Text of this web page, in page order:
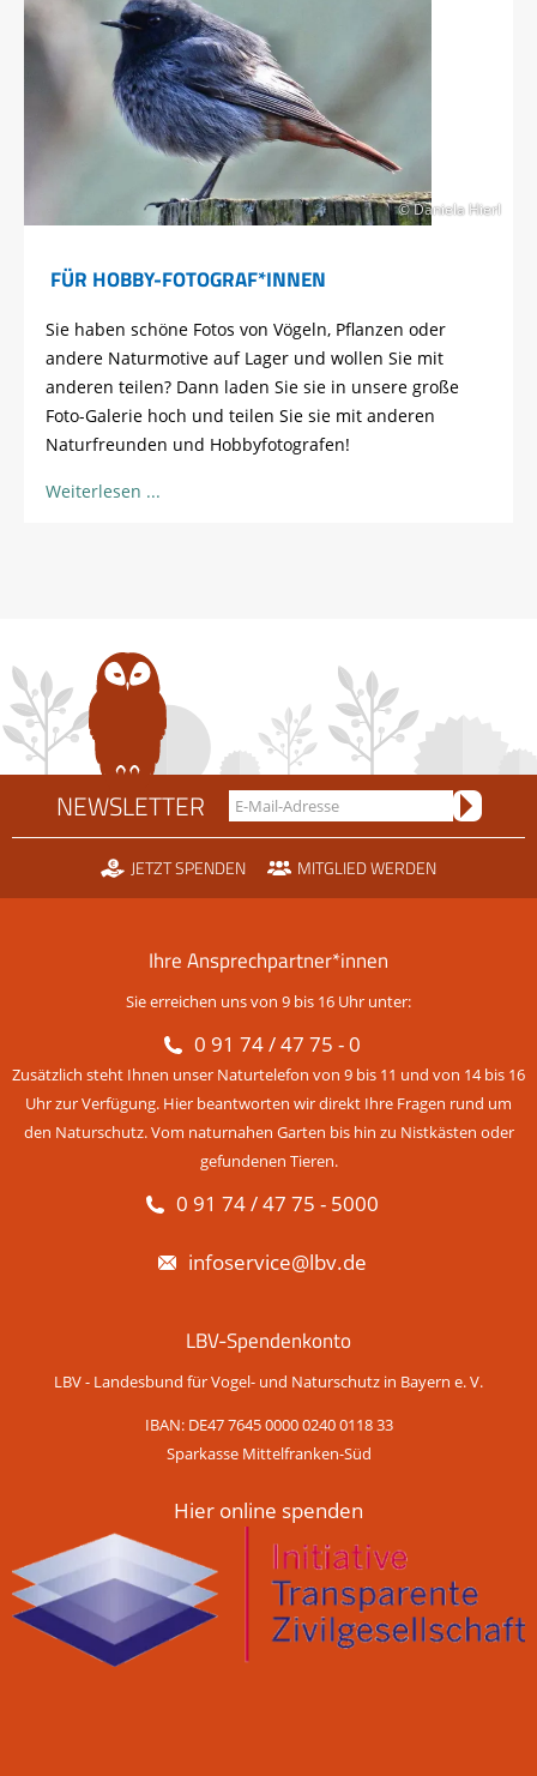
© Daniela Hierl
FÜR HOBBY-FOTOGRAF*INNEN
Sie haben schöne Fotos von Vögeln, Pflanzen oder
andere Naturmotive auf Lager und wollen Sie mit
anderen teilen? Dann laden Sie sie in unsere große
Foto-Galerie hoch und teilen Sie sie mit anderen
Naturfreunden und Hobbyfotografen!
Weiterlesen
NEWSLETTER
JETZT SPENDEN MITGLIED WERDEN
Ihre Ansprechpartner*innen
Sie erreichen uns von 9 bis 16 Uhr unter:
0 91 74 / 47 75 - 0
Zusätzlich steht Ihnen unser Naturtelefon von 9 bis 11 und von 14 bis 16
Uhr zur Verfügung. Hier beantworten wir direkt Ihre Fragen rund um
den Naturschutz. Vom naturnahen Garten bis hin zu Nistkästen oder
gefundenen Tieren.
0 91 74 / 47 75 - 5000
infoservice@lbv.de
LBV-Spendenkonto
LBV - Landesbund für Vogel- und Naturschutz in Bayern e. V.
IBAN: DE47 7645 0000 0240 0118 33
Sparkasse Mittelfranken-Süd
Hier online spenden